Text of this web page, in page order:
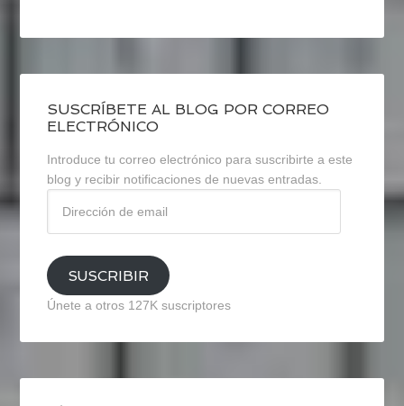
SUSCRÍBETE AL BLOG POR CORREO
ELECTRÓNICO
Introduce tu correo electrónico para suscribirte a este
blog y recibir notificaciones de nuevas entradas.
email
SUSCRIBIR
Únete a otros 127K suscriptores